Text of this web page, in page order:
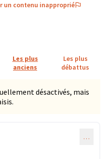
un contenu inapproprié
Les plus
anciens
Les plus
débattus
désactivés, mais
…